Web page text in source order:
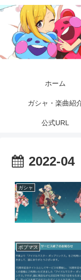
ホーム
ガシャ・楽曲紹
公式URL
2022-04
ガシャ
ポプマス